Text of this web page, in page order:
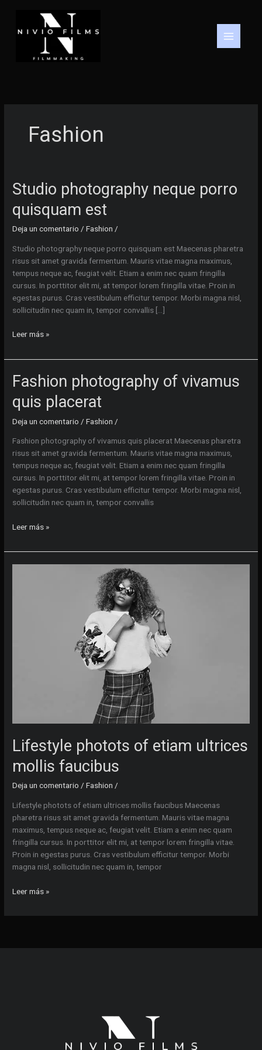
contenido
Fashion
Studio photography neque porro
quisquam est
Deja un comentario /Fashion /
Studio photography neque porro quisquam est Maecenas pharetra
risus sit amet gravida fermentum. Mauris vitae magna maximus,
tempus neque ac, feugiat velit. Etiam a enim nec quam fringilla
cursus. In porttitor elit mi, at tempor lorem fringilla vitae. Proin in
egestas purus. Cras vestibulum efficitur tempor. Morbi magna nisl,
sollicitudin nec quam in, tempor convallis […]
Studio
neque
quisquam
Leer más »
Fashion photography of vivamus
quis placerat
Deja un comentario /Fashion /
Fashion photography of vivamus quis placerat Maecenas pharetra
risus sit amet gravida fermentum. Mauris vitae magna maximus,
tempus neque ac, feugiat velit. Etiam a enim nec quam fringilla
cursus. In porttitor elit mi, at tempor lorem fringilla vitae. Proin in
egestas purus. Cras vestibulum efficitur tempor. Morbi magna nisl,
sollicitudin nec quam in, tempor convallis
Fashion
of
vivamus
Leer más »
Lifestyle photots of etiam ultrices
mollis faucibus
Deja un comentario /Fashion /
Lifestyle photots of etiam ultrices mollis faucibus Maecenas
pharetra risus sit amet gravida fermentum. Mauris vitae magna
maximus, tempus neque ac, feugiat velit. Etiam a enim nec quam
fringilla cursus. In porttitor elit mi, at tempor lorem fringilla vitae.
Proin in egestas purus. Cras vestibulum efficitur tempor. Morbi
magna nisl, sollicitudin nec quam in, tempor
Lifestyle
Leer más »